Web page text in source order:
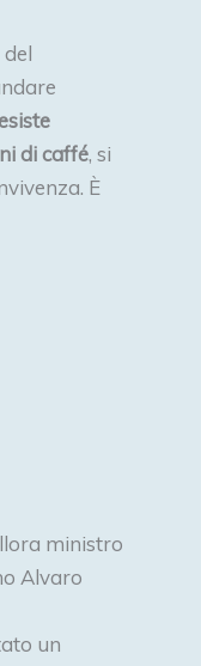
di caffé, si
È
ministro
Alvaro
un